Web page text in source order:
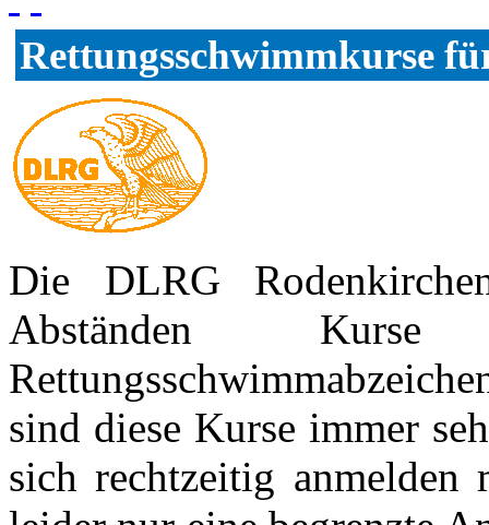
Rettungsschwimmkurse
Die DLRG
Abständen
sind diese Kurse immer
sich rechtzeitig anmelden